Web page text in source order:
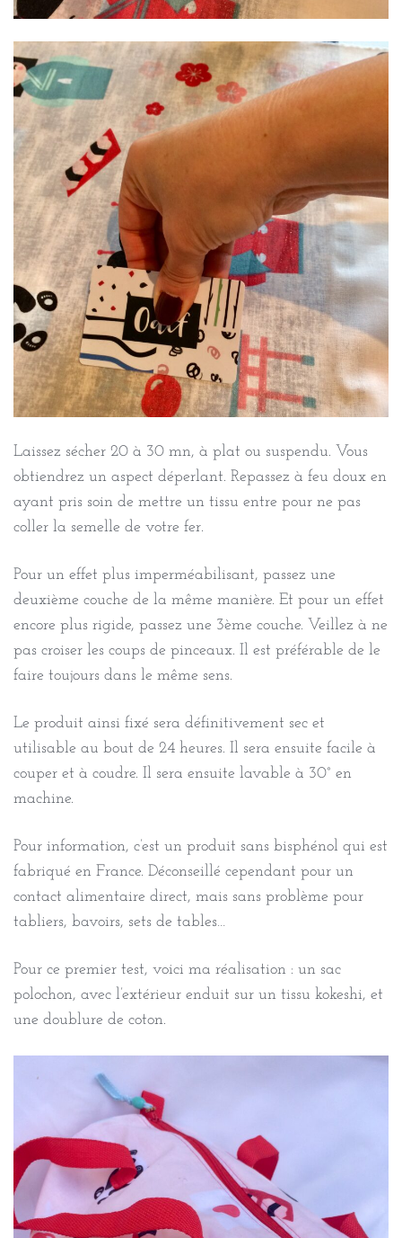
Laissez sécher 20 à 30 mn, à plat ou suspendu. Vous
obtiendrez un aspect déperlant. Repassez à feu doux en
ayant pris soin de mettre un tissu entre pour ne pas
coller la semelle de votre fer.
Pour un effet plus imperméabilisant, passez une
deuxième couche de la même manière. Et pour un effet
encore plus rigide, passez une 3ème couche. Veillez à ne
pas croiser les coups de pinceaux. Il est préférable de le
faire toujours dans le même sens.
Le produit ainsi fixé sera définitivement sec et
utilisable au bout de 24 heures. Il sera ensuite facile à
couper et à coudre. Il sera ensuite lavable à 30° en
machine.
Pour information, c’est un produit sans bisphénol qui est
fabriqué en France. Déconseillé cependant pour un
contact alimentaire direct, mais sans problème pour
tabliers, bavoirs, sets de tables…
Pour ce premier test, voici ma réalisation : un sac
polochon, avec l’extérieur enduit sur un tissu kokeshi, et
une doublure de coton.